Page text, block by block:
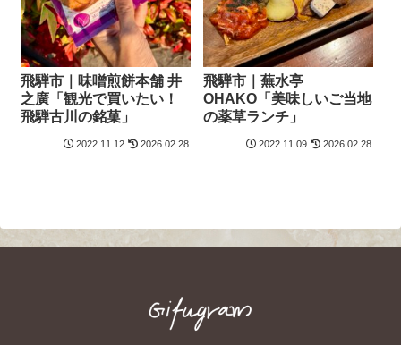
飛騨市｜味噌煎餅本舗 井
之廣「観光で買いたい！
飛騨古川の銘菓」
2022.11.12 2026.02.28
飛騨市｜蕪水亭
OHAKO「美味しいご当地
の薬草ランチ」
2022.11.09 2026.02.28